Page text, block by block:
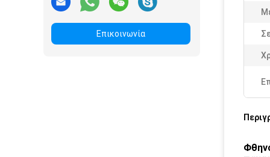
Επικοινωνία